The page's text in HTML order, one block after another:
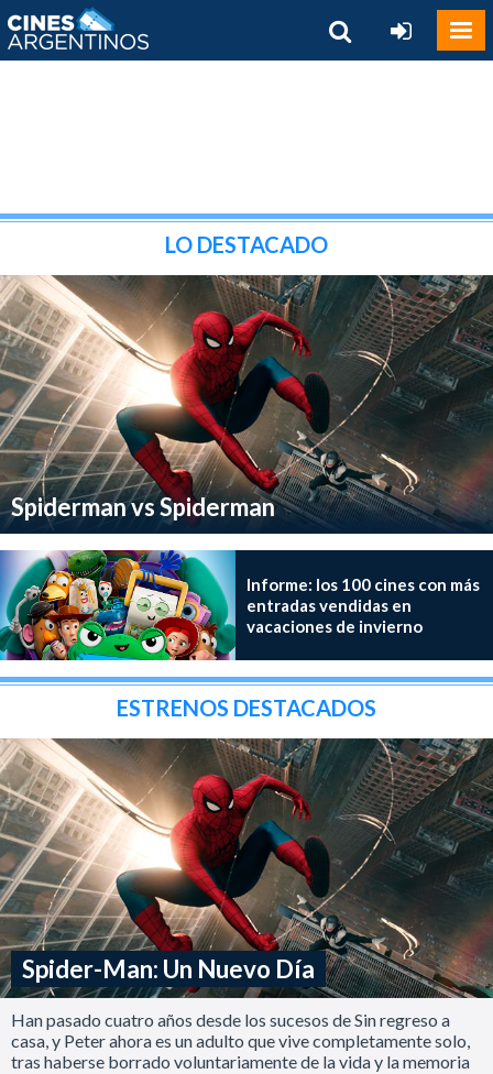
LO DESTACADO
Spiderman vs Spiderman
Informe: los 100 cines con más
entradas vendidas en
vacaciones de invierno
ESTRENOS DESTACADOS
Spider-Man: Un Nuevo Día
Han pasado cuatro años desde los sucesos de Sin regreso a
casa, y Peter ahora es un adulto que vive completamente solo,
tras haberse borrado voluntariamente de la vida y la memoria